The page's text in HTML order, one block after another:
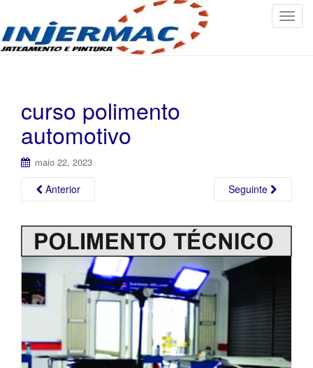
T
i
n
curso polimento
automotivo
maio 22, 2023
Anterior Seguinte